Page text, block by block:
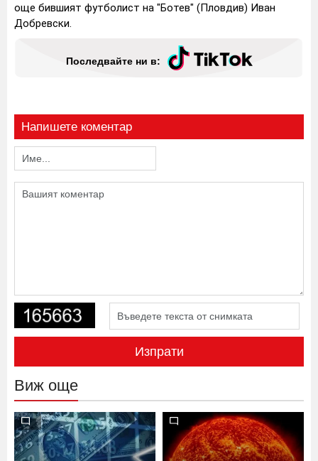
още бившият футболист на "Ботев" (Пловдив) Иван
Добревски.
Последвайте ни в:
Напишете коментар
Изпрати
Виж още